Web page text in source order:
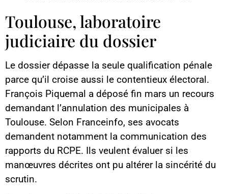
Toulouse, laboratoire
judiciaire du dossier
Le dossier dépasse la seule qualification pénale
parce qu’il croise aussi le contentieux électoral.
François Piquemal a déposé fin mars un recours
demandant l’annulation des municipales à
Toulouse. Selon Franceinfo, ses avocats
demandent notamment la communication des
rapports du RCPE. Ils veulent évaluer si les
manœuvres décrites ont pu altérer la sincérité du
scrutin.